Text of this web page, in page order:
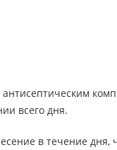
всего дня.
в течение